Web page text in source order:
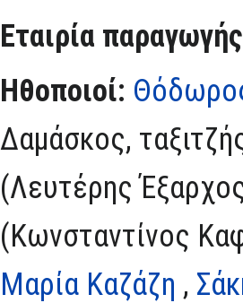
Εταιρία
Ηθοποιοί:
Δαμάσκος,
(Λευτέρης
(Κωνσταντίνος
Μαρία Καζάζη ,